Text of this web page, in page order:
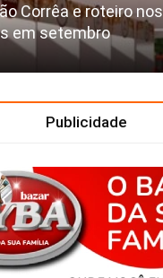
Corrêa e roteiro nos
em setembro
Publicidade